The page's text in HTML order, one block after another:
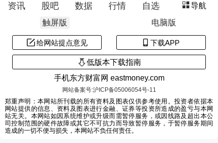
资讯 股吧 数据 行情 自选 导航
触屏版 电脑版
给网站提点意见 下载APP
低版本下载指南
手机东方财富网 eastmoney.com
网站备案号:沪ICP备05006054号-11
郑重声明：本网站所刊载的所有资料及图表仅供参考使用。投资者依据本
网站提供的信息、资料及图表进行金融、证券等投资所造成的盈亏与本网
站无关。本网站如因系统维护或升级而需暂停服务，或因线路及超出本公
司控制范围的硬件故障或其它不可抗力而导致暂停服务，于暂停服务期间
造成的一切不便与损失，本网站不负任何责任。